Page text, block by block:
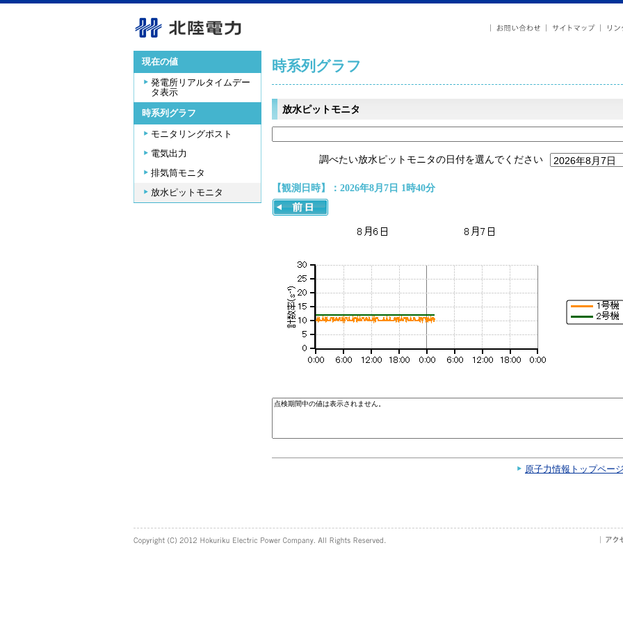
現在の値
発電所リアルタイムデー
タ表示
時系列グラフ
モニタリングポスト
電気出力
排気筒モニタ
放水ピットモニタ
時系列グラフ
放水ピットモニタ
調べたい放水ピットモニタの日付を選んでください
【観測日時】：2026年8月7日 1時40分
原子力情報トップペー